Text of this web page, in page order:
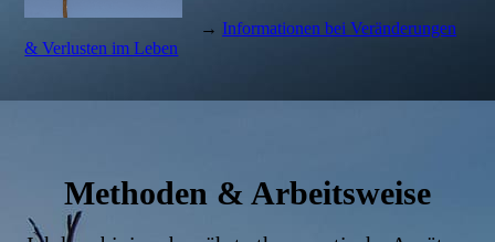
→Informationen bei Veränderungen
& Verlusten im Leben
Methoden & Arbeitsweise